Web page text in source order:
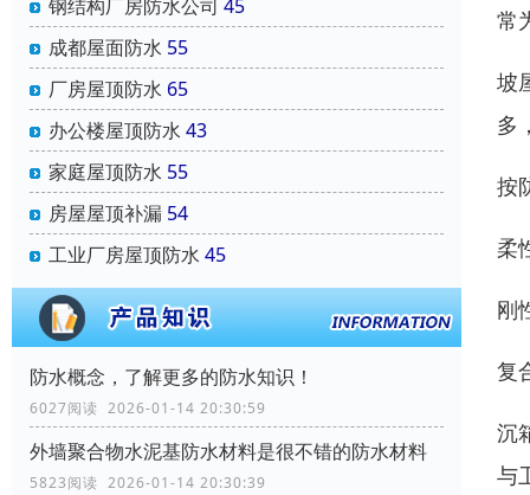
钢结构厂房防水公司 45
成都屋面防水 55
厂房屋顶防水 65
办公楼屋顶防水 43
家庭屋顶防水 55
房屋屋顶补漏 54
工业厂房屋顶防水 45
防水概念，了解更多的防水知识！
6027阅读 2026-01-14 20:30:59
外墙聚合物水泥基防水材料是很不错的防水材料
5823阅读 2026-01-14 20:30:39
常
坡
多
按
柔
刚
复
沉
与